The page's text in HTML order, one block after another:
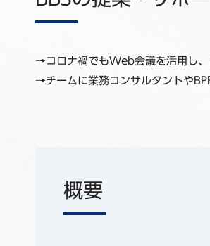
→コロナ禍でもWeb会議を活用し、
→チームに業務コンサルタントや
概要